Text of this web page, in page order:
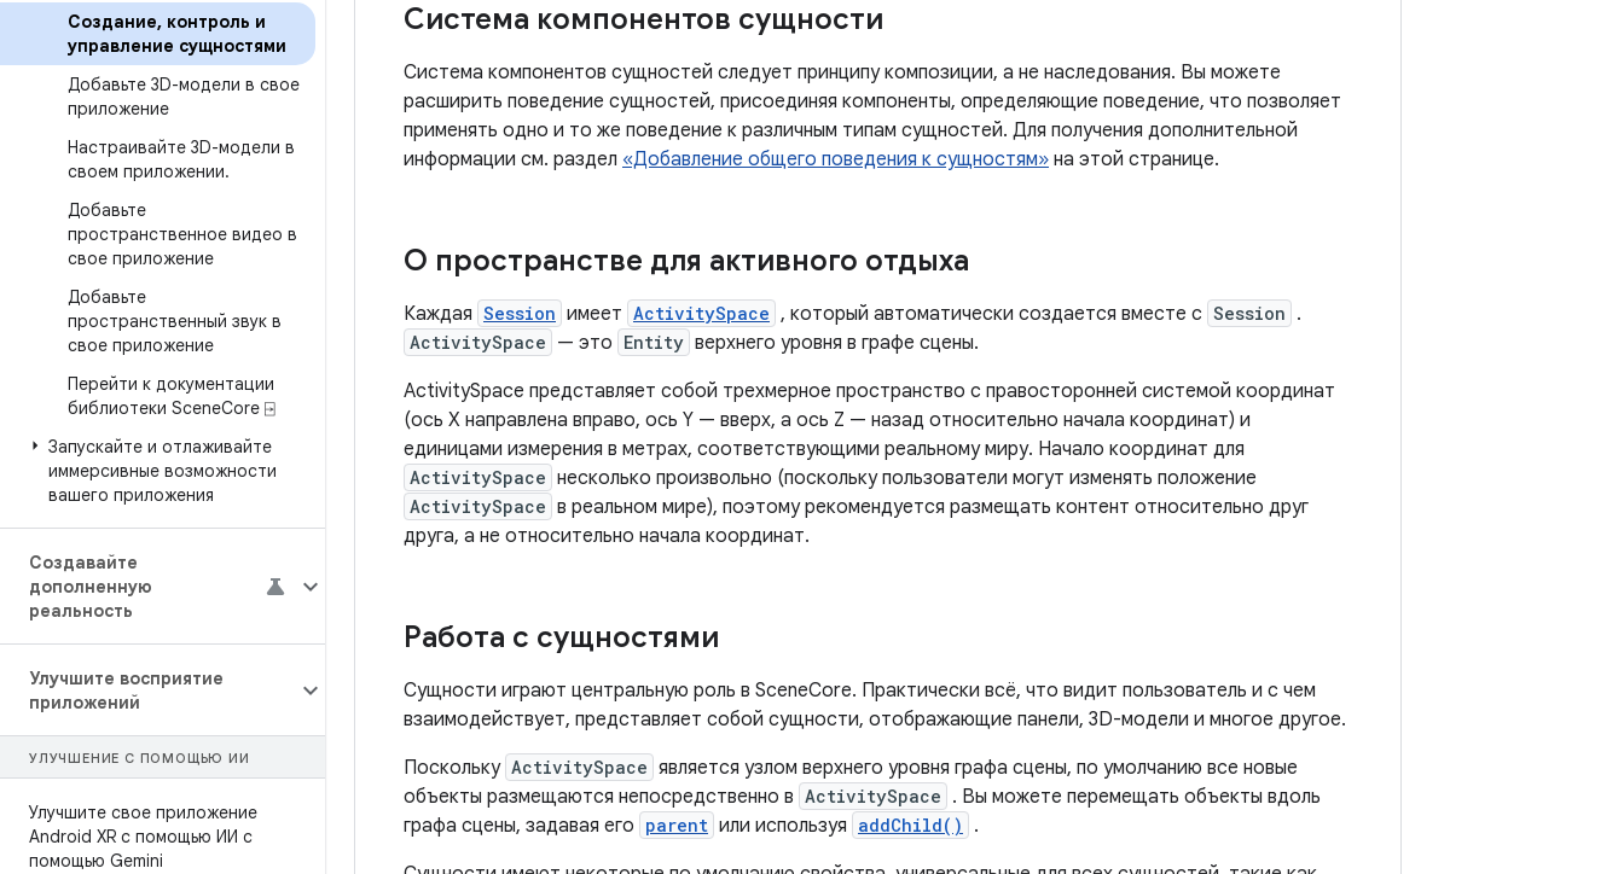
Создание, контроль и
управление сущностями
Добавьте 3D-модели в свое
приложение
Настраивайте 3D-модели в
своем приложении.
Добавьте
пространственное видео в
свое приложение
Добавьте
пространственный звук в
свое приложение
Перейти к документации
библиотеки SceneCore ⍈
Запускайте и отлаживайте
иммерсивные возможности
вашего приложения
Создавайте
дополненную
реальность
Улучшите восприятие
приложений
УЛУЧШЕНИЕ С ПОМОЩЬЮ ИИ
Улучшите свое приложение
Android XR с помощью ИИ с
помощью Gemini
Система компонентов сущности
Система компонентов сущностей следует принципу композиции, а не наследования. Вы можете
расширить поведение сущностей, присоединяя компоненты, определяющие поведение, что позволяет
применять одно и то же поведение к различным типам сущностей. Для получения дополнительной
информации см. раздел «Добавление общего поведения к сущностям» на этой странице.
О пространстве для активного отдыха
Каждая Session имеет ActivitySpace , который автоматически создается вместе с Session .
ActivitySpace — это Entity верхнего уровня в графе сцены.
ActivitySpace представляет собой трехмерное пространство с правосторонней системой координат
(ось X направлена ​​вправо, ось Y — вверх, а ось Z — назад относительно начала координат) и
единицами измерения в метрах, соответствующими реальному миру. Начало координат для
ActivitySpace несколько произвольно (поскольку пользователи могут изменять положение
ActivitySpace в реальном мире), поэтому рекомендуется размещать контент относительно друг
друга, а не относительно начала координат.
Работа с сущностями
Сущности играют центральную роль в SceneCore. Практически всё, что видит пользователь и с чем
взаимодействует, представляет собой сущности, отображающие панели, 3D-модели и многое другое.
Поскольку ActivitySpace является узлом верхнего уровня графа сцены, по умолчанию все новые
объекты размещаются непосредственно в ActivitySpace . Вы можете перемещать объекты вдоль
графа сцены, задавая его parent или используя addChild()
.